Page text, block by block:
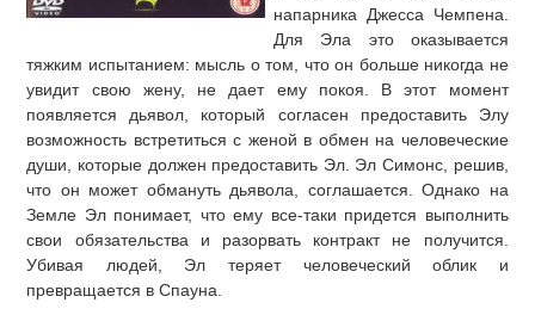
напарника Джесса Чемпена.
Для Эла это оказывается
тяжким испытанием: мысль о том, что он больше никогда не
увидит свою жену, не дает ему покоя. В этот момент
появляется дьявол, который согласен предоставить Элу
возможность встретиться с женой в обмен на человеческие
души, которые должен предоставить Эл. Эл Симонс, решив,
что он может обмануть дьявола, соглашается. Однако на
Земле Эл понимает, что ему все-таки придется выполнить
свои обязательства и разорвать контракт не получится.
Убивая людей, Эл теряет человеческий облик и
превращается в Спауна.